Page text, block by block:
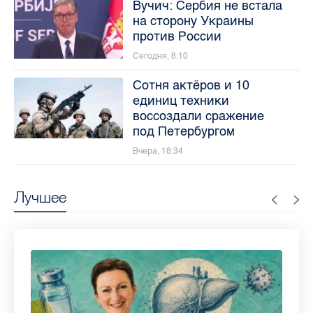
Лучшее
Вучич: Сербия не встала
на сторону Украины
против России
Сегодня, 8:10
Сотня актёров и 10
единиц техники
воссоздали сражение
под Петербургом
Вчера, 18:34